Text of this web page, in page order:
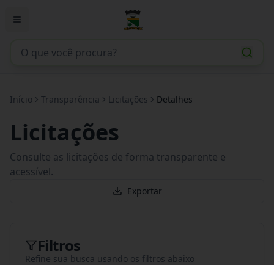
Início Transparência Licitações Detalhes
Licitações
Consulte as licitações de forma transparente e
acessível.
Exportar
Filtros
Refine sua busca usando os filtros abaixo